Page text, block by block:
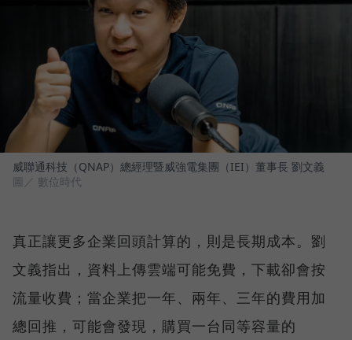
威聯通科技（QNAP）總經理暨威強電集團（IEI）董事長 劉文義
圖／ 數位時代
真正讓更多企業回頭計算的，則是長期成本。劉
文義指出，資料上傳雲端可能免費，下載卻會按
流量收費；當企業把一年、兩年、三年的費用加
總回推，可能會發現，購買一台同等容量的